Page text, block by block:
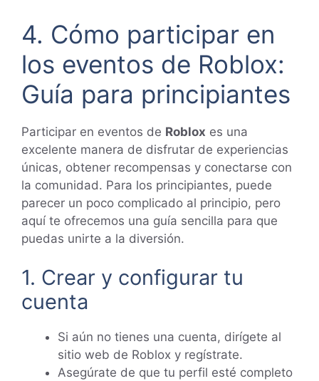
4. Cómo participar en
los eventos de Roblox:
Guía para principiantes
Participar en eventos de Roblox es una
excelente manera de disfrutar de experiencias
únicas, obtener recompensas y conectarse con
la comunidad. Para los principiantes, puede
parecer un poco complicado al principio, pero
aquí te ofrecemos una guía sencilla para que
puedas unirte a la diversión.
1. Crear y configurar tu
cuenta
Si aún no tienes una cuenta, dirígete al
sitio web de Roblox y regístrate.
Asegúrate de que tu perfil esté completo